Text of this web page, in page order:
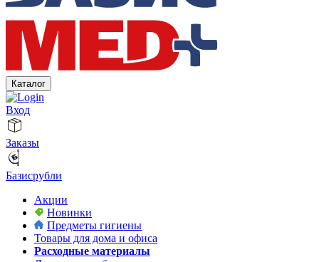
Каталог
Вход
Заказы
Базисрубли
Акции
Новинки
Предметы гигиены
Товары для дома и офиса
Расходные материалы